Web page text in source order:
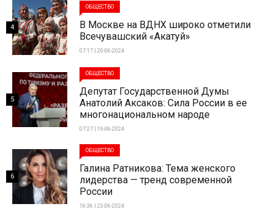
ОБЩЕСТВО
В Москве на ВДНХ широко отметили
Всечувашский «Акатуй»
07:17 | 20-06-2024
4
ОБЩЕСТВО
Депутат Государственной Думы
Анатолий Аксаков: Сила России в ее
многонациональном народе
07:27 | 19-06-2024
5
ОБЩЕСТВО
Галина Ратникова: Тема женского
лидерства — тренд современной
России
16:36 | 23-06-2024
6